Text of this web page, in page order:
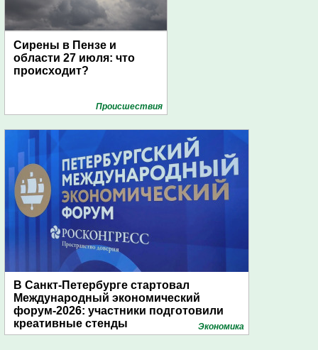
Сирены в Пензе и
области 27 июля: что
происходит?
Проиcшествия
В Санкт-Петербурге стартовал
Международный экономический
форум-2026: участники подготовили
креативные стенды
Экономика